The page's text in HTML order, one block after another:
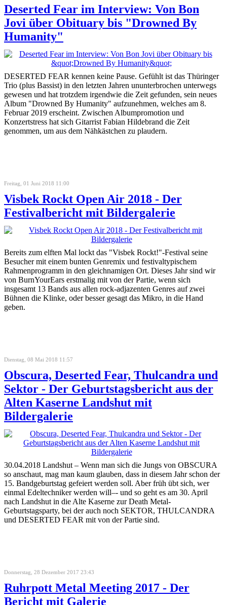
Deserted Fear im Interview: Von Bon
Jovi über Obituary bis "Drowned By
Humanity"
DESERTED FEAR kennen keine Pause. Gefühlt ist das Thüringer
Trio (plus Bassist) in den letzten Jahren ununterbrochen unterwegs
gewesen und hat trotzdem irgendwie die Zeit gefunden, sein neues
Album "Drowned By Humanity" aufzunehmen, welches am 8.
Februar 2019 erscheint. Zwischen Albumpromotion und
Konzertstress hat sich Gitarrist Fabian Hildebrand die Zeit
genommen, um aus dem Nähkästchen zu plaudern.
Freitag, 01 Juni 2018 11:00
Visbek Rockt Open Air 2018 - Der
Festivalbericht mit Bildergalerie
Bereits zum elften Mal lockt das "Visbek Rockt!"-Festival seine
Besucher mit einem bunten Genremix und festivaltypischem
Rahmenprogramm in den gleichnamigen Ort. Dieses Jahr sind wir
von BurnYourEars erstmalig mit von der Partie, wenn sich
insgesamt 13 Bands aus allen rock-adjazenten Genres auf zwei
Bühnen die Klinke, oder besser gesagt das Mikro, in die Hand
geben.
Dienstag, 08 Mai 2018 11:57
Obscura, Deserted Fear, Thulcandra und
Sektor - Der Geburtstagsbericht aus der
Alten Kaserne Landshut mit
Bildergalerie
30.04.2018 Landshut – Wenn man sich die Jungs von OBSCURA
so anschaut, mag man kaum glauben, dass in diesem Jahr schon der
15. Bandgeburtstag gefeiert werden soll. Aber früh übt sich, wer
einmal Edeltechniker werden will–- und so geht es am 30. April
nach Landshut in die Alte Kaserne zur Death Metal-
Geburtstagsparty, bei der auch noch SEKTOR, THULCANDRA
und DESERTED FEAR mit von der Partie sind.
Donnerstag, 28 Dezember 2017 23:43
Ruhrpott Metal Meeting 2017 - Der
Bericht mit Galerie